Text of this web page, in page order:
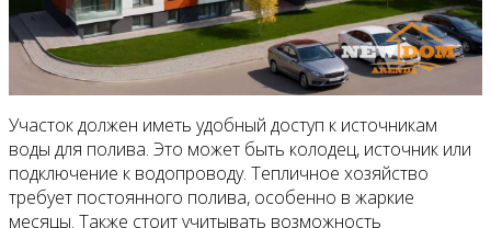
Участок должен иметь удобный доступ к источникам
воды для полива. Это может быть колодец, источник или
подключение к водопроводу. Тепличное хозяйство
требует постоянного полива, особенно в жаркие
месяцы. Также стоит учитывать возможность